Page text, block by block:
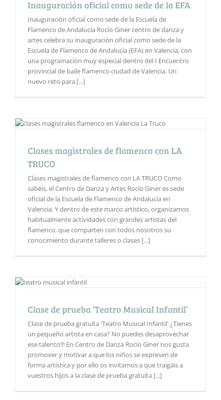
Inauguración oficial como sede de la EFA
Inauguración oficial como sede de la Escuela de
Flamenco de Andalucía Rocío Giner centro de danza y
artes celebra su inauguración oficial como sede de la
Escuela de Flamenco de Andalucía (EFA) en Valencia, con
una programación muy especial dentro del I Encuentro
provincial de baile flamenco ciudad de Valencia. Un
nuevo reto para [...]
Clases magistrales de flamenco con LA
TRUCO
Clases magistrales de flamenco con LA TRUCO Como
sabéis, el Centro de Danza y Artes Rocío Giner es sede
oficial de la Escuela de Flamenco de Andalucía en
Valencia. Y dentro de este marco artístico, organizamos
habitualmente actividades con grandes artistas del
flamenco, que comparten con todos nosotros su
conocimiento durante talleres o clases [...]
Clase de prueba ‘Teatro Musical Infantil’
Clase de prueba gratuíta 'Teatro Musical Infantil' ¿Tienes
un pequeño artista en casa? No puedes desaprovechar
ese talento!!! En Centro de Danza Rocío Giner nos gusta
promover y motivar a que los niños se expresen de
forma artística y por ello os invitamos a que traigáis a
vuestros hijos a la clase de prueba gratuíta [...]